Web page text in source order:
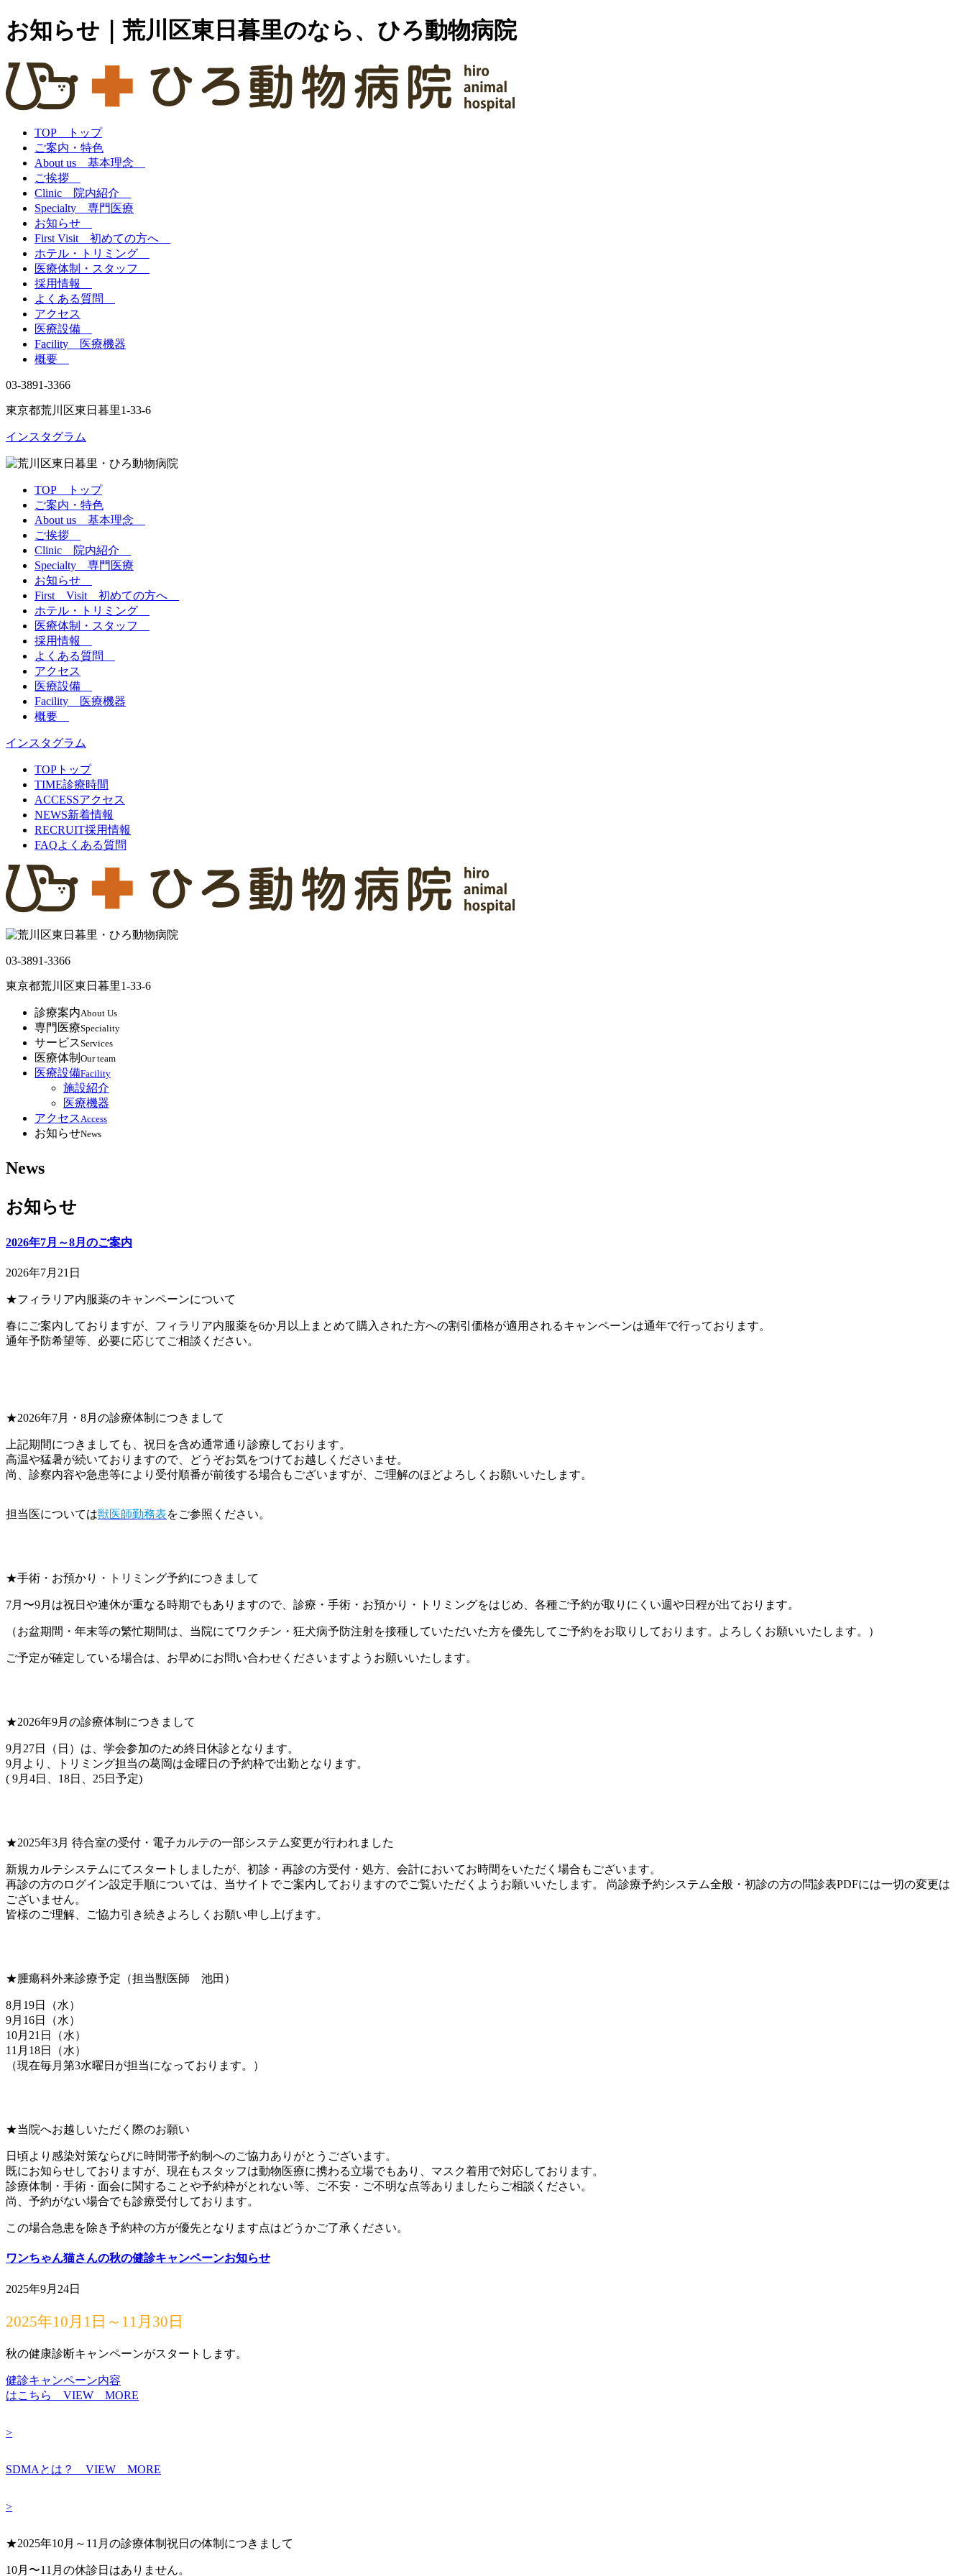
お知らせ｜荒川区東日暮里のなら、ひろ動物病院
TOP トップ
ご案内・特色
About us 基本理念
ご挨拶
Clinic 院内紹介
Specialty 専門医療
お知らせ
First Visit 初めての方へ
ホテル・トリミング
医療体制・スタッフ
採用情報
よくある質問
アクセス
医療設備
Facility 医療機器
概要
03-3891-3366
東京都荒川区東日暮里1-33-6
インスタグラム
TOP トップ
ご案内・特色
About us 基本理念
ご挨拶
Clinic 院内紹介
Specialty 専門医療
お知らせ
First Visit 初めての方へ
ホテル・トリミング
医療体制・スタッフ
採用情報
よくある質問
アクセス
医療設備
Facility 医療機器
概要
インスタグラム
TOP トップ
TIME診療時間
ACCESSアクセス
NEWS新着情報
RECRUIT採用情報
FAQよくある質問
03-3891-3366
東京都荒川区東日暮里1-33-6
診療案内About Us
専門医療Speciality
サービスServices
医療体制 Our team
医療設備Facility
施設紹介
医療機器
アクセス Access
お知らせNews
News
お知らせ
2026年7月～8月のご案内
2026年7月21日
★フィラリア内服薬のキャンペーンについて
春にご案内しておりますが、フィラリア内服薬を6か月以上まとめて購入された方への割引価格が適用されるキャンペーンは通年で行っております。
通年予防希望等、必要に応じてご相談ください。
★2026年7月・8月の診療体制につきまして
上記期間につきましても、祝日を含め通常通り診療しております。
高温や猛暑が続いておりますので、どうぞお気をつけてお越しくださいませ。
尚、診察内容や急患等により受付順番が前後する場合もございますが、ご理解のほどよろしくお願いいたします。
担当医については獣医師勤務表をご参照ください。
★手術・お預かり・トリミング予約につきまして
7月〜9月は祝日や連休が重なる時期でもありますので、診療・手術・お預かり・トリミングをはじめ、各種ご予約が取りにくい週や日程が出ております。
（お盆期間・年末等の繁忙期間は、当院にてワクチン・狂犬病予防注射を接種していただいた方を優先してご予約をお取りしております。よろしくお願いいたします。）
ご予定が確定している場合は、お早めにお問い合わせくださいますようお願いいたします。
★2026年9月の診療体制につきまして
9月27日（日）は、学会参加のため終日休診となります。
9月より、トリミング担当の葛岡は金曜日の予約枠で出勤となります。
( 9月4日、18日、25日予定)
★2025年3月 待合室の受付・電子カルテの一部システム変更が行われました
新規カルテシステムにてスタートしましたが、初診・再診の方受付・処方、会計においてお時間をいただく場合もございます。
再診の方のログイン設定手順については、当サイトでご案内しておりますのでご覧いただくようお願いいたします。 尚診療予約システム全般・初診の方の問診表PDFには一切の変更は
ございません。
皆様のご理解、ご協力引き続きよろしくお願い申し上げます。
★腫瘍科外来診療予定（担当獣医師 池田）
8月19日（水）
9月16日（水）
10月21日（水）
11月18日（水）
（現在毎月第3水曜日が担当になっております。）
★当院へお越しいただく際のお願い
日頃より感染対策ならびに時間帯予約制へのご協力ありがとうございます。
既にお知らせしておりますが、現在もスタッフは動物医療に携わる立場でもあり、マスク着用で対応しております。
診療体制・手術・面会に関することや予約枠がとれない等、ご不安・ご不明な点等ありましたらご相談ください。
尚、予約がない場合でも診療受付しております。
この場合急患を除き予約枠の方が優先となります点はどうかご了承ください。
ワンちゃん猫さんの秋の健診キャンペーンお知らせ
2025年9月24日
2025年10月1日～11月30日
秋の健康診断キャンペーンがスタートします。
健診キャンペーン内容
はこちら VIEW MORE
>
SDMAとは？ VIEW MORE
>
★2025年10月～11月の診療体制祝日の体制につきまして
10月〜11月の休診日はありません。